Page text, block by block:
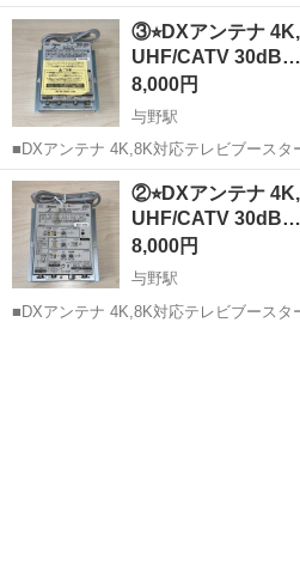
ト ●支線の張りを調整します。 ●アンテナ支線ターンバックル ●4個入
り ※長期在庫品につき、パッケージの
埼玉 さいたま市
③⭐︎DXアンテナ
UHF/CATV 30dB…
8,000円
与野駅
■DXアンテナ 4K,8K対応テレビブースター
M30L4S ■地上デジタル/CATV上り・下り/BS・110度CSデジタル放送/
光運用電源内臓(AC100V)形 ■戸建て・...
埼玉 さいたま市 与野駅 テレ
②⭐︎DXアンテナ
UHF/CATV 30dB…
8,000円
与野駅
■DXアンテナ 4K,8K対応テレビブースター